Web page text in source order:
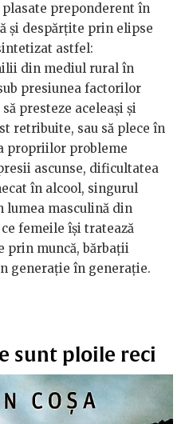
preponderent în
și despărțite prin elipse
astfel:
din mediul rural în
presiunea factorilor
presteze aceleași și
retribuite, sau să plece în
propriilor probleme
ascunse, dificultatea
în alcool, singurul
masculină din
femeile își tratează
prin muncă, bărbații
generație în generație.
sunt ploile reci